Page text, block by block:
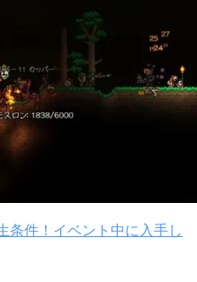
条件！イベント中に入手し